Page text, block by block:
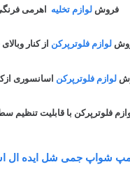
فروش لوازم تخلیه اهرمی
لوازم فلوترپرکن از کنار
لوازم فلوترپرکن اسانسوری
فلوترپرکن با قابلیت تنظیم
شواپ جمی شل ایده ال